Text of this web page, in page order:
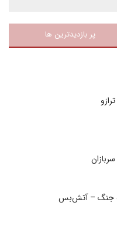
پر بازدیدترین ها
جنگ – آتش‌بس